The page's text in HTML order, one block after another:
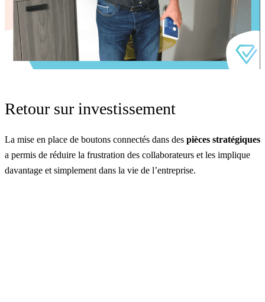
Retour sur investissement
La mise en place de boutons connectés dans des pièces stratégiques
a permis de réduire la frustration des collaborateurs et les implique
davantage et simplement dans la vie de l’entreprise.